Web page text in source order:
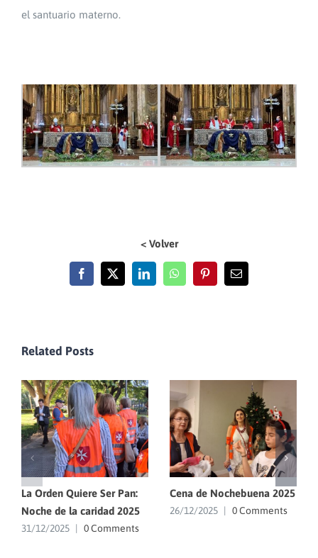
el santuario materno.
< Volver
Facebook
X LinkedInWhatsAppPinterestEmail
Related Posts
La Orden Quiere Ser Pan:
Noche de la caridad 2025
31/12/2025 0 Comments
Cena de Nochebuena 2025
26/12/2025 0 Comments